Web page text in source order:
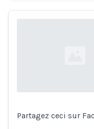
Loading...
Partagez ceci sur